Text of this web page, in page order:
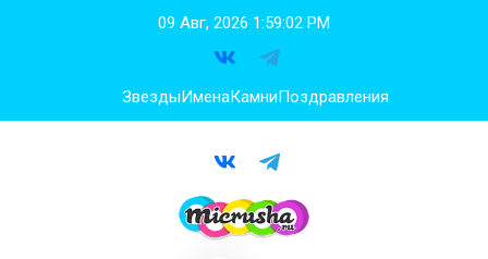
09 Авг, 2026 1:59:03 PM
ЗвездыИменаКамниПоздравления